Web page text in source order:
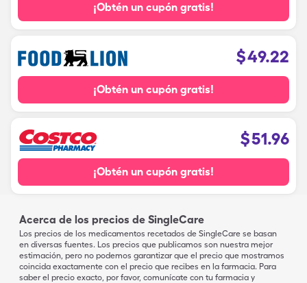
¡Obtén un cupón gratis!
$49.22
¡Obtén un cupón gratis!
$51.96
¡Obtén un cupón gratis!
Acerca de los precios de SingleCare
Los precios de los medicamentos recetados de SingleCare se basan
en diversas fuentes. Los precios que publicamos son nuestra mejor
estimación, pero no podemos garantizar que el precio que mostramos
coincida exactamente con el precio que recibes en la farmacia. Para
saber el precio exacto, por favor, comunícate con tu farmacia y